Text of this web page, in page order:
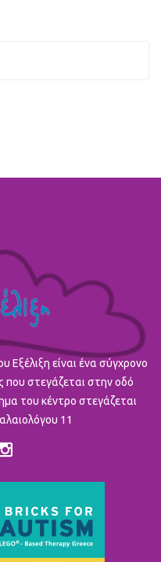
Εξέλιξη είναι ένα σύγχρονο
που στεγάζεται στην οδό
του κέντρο στεγάζεται
11